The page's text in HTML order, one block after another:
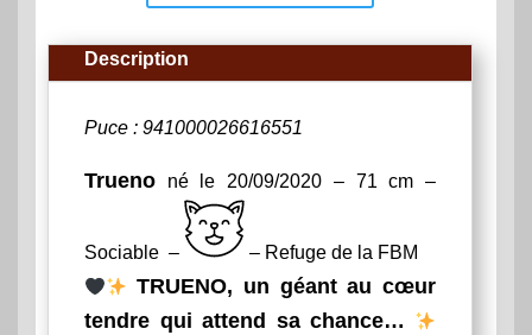
Description
Puce : 941000026616551
Trueno né le 20/09/2020 – 71 cm –
Sociable – – Refuge de la FBM
TRUENO, un géant au cœur
tendre qui attend sa chance…